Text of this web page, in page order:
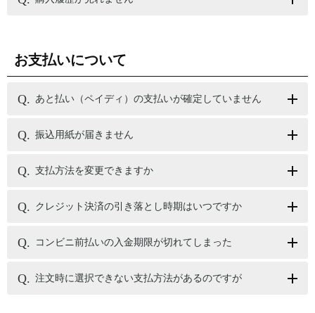
お支払いについて
あと払い（ペイディ）の支払いが確定していません
振込用紙が届きません
支払方法を変更できますか
クレジット決済の引き落とし時期はいつですか
コンビニ前払いの入金期限が切れてしまった
注文時に選択できない支払方法があるのですが